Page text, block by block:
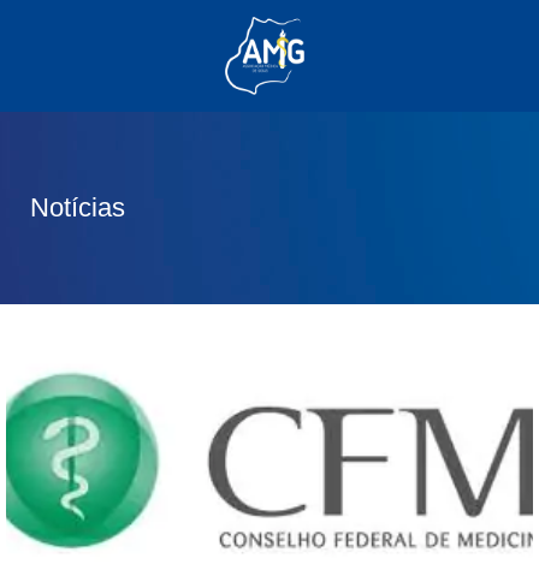
Notícias